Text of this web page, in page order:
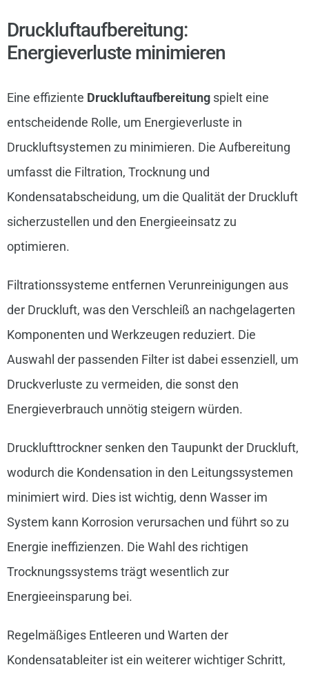
Druckluftaufbereitung:
Energieverluste minimieren
Eine effiziente Druckluftaufbereitungspielt eine
entscheidende Rolle, um Energieverluste in
Druckluftsystemen zu minimieren. Die Aufbereitung
umfasst die Filtration, Trocknung und
Kondensatabscheidung, um die Qualität der Druckluft
sicherzustellen und den Energieeinsatz zu
optimieren.
Filtrationssysteme entfernen Verunreinigungen aus
der Druckluft, was den Verschleiß an nachgelagerten
Komponenten und Werkzeugen reduziert. Die
Auswahl der passenden Filter ist dabei essenziell, um
Druckverluste zu vermeiden, die sonst den
Energieverbrauch unnötig steigern würden.
Drucklufttrockner senken den Taupunkt der Druckluft,
wodurch die Kondensation in den Leitungssystemen
minimiert wird. Dies ist wichtig, denn Wasser im
System kann Korrosion verursachen und führt so zu
Energie ineffizienzen. Die Wahl des richtigen
Trocknungssystems trägt wesentlich zur
Energieeinsparung bei.
Regelmäßiges Entleeren und Warten der
Kondensatableiter ist ein weiterer wichtiger Schritt,